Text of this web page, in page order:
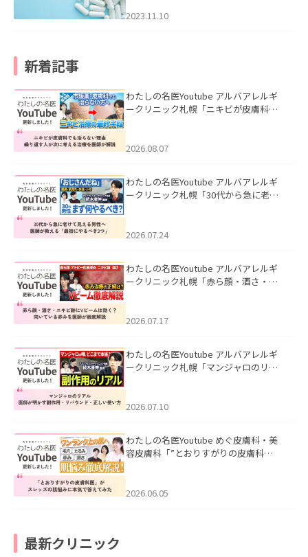
2023.11.10
新着記事
わたしの名医Youtube アルバアレルギ
ークリニック札幌「ニキビが皮膚科で
ました。
2026.08.07
わたしの名医Youtube アルバアレルギ
ークリニック札幌「30代から急に老け
た。
2026.07.24
わたしの名医Youtube アルバアレルギ
ークリニック札幌「赤ら顔・酒さ・ニ
した。
2026.07.17
わたしの名医Youtube アルバアレルギ
ークリニック札幌「マンジャロのリア
た。
2026.07.10
わたしの名医Youtube めぐ皮膚科・美
容皮膚科「”とおりすがりの皮膚科
2026.06.05
最新クリニック